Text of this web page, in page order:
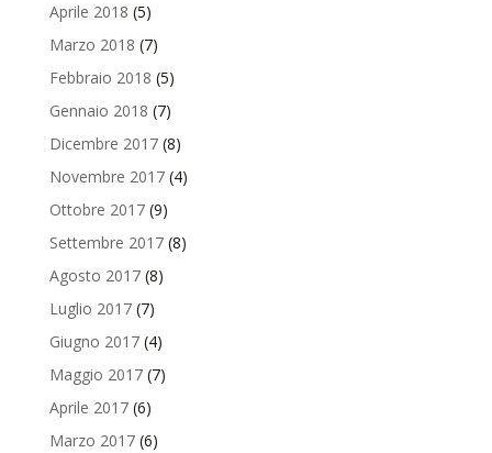
Aprile 2018 (5)
Marzo 2018 (7)
Febbraio 2018 (5)
Gennaio 2018 (7)
Dicembre 2017(8)
Novembre 2017(4)
Ottobre 2017(9)
Settembre 2017(8)
Agosto 2017(8)
Luglio 2017(7)
Giugno 2017(4)
Maggio 2017(7)
Aprile 2017(6)
Marzo 2017(6)